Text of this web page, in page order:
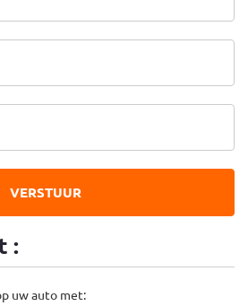
VERSTUUR
:
uw auto met: